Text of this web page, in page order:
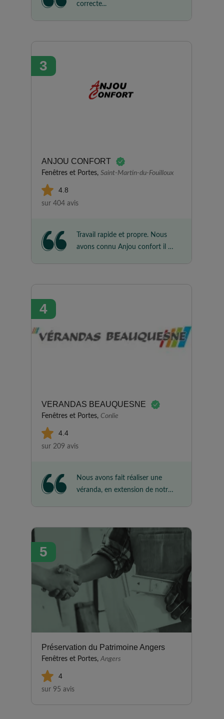
correcte...
3
ANJOU CONFORT
Fenêtres et Portes, Saint-Martin-du-Fouilloux
4.8
sur 404 avis
Travail rapide et propre. Nous
avons connu Anjou confort il y
4
VERANDAS BEAUQUESNE
Fenêtres et Portes, Conlie
4.4
sur 209 avis
Nous avons fait réaliser une
véranda, en extension de notre
Nous avons été très satisfaits
des prestations réalisées par
Vérandas BEAUQUESNE, tant
dans le conseil que dans la
réalisation. Nous avons apprécié
les échanges et explications
claires, la conception du projet,
le fait de pouvoir visiter
assemblage à Conlie. Nous
avons également apprécié le
respect des délais, le
5
Préservation du Patrimoine Angers
Fenêtres et Portes, Angers
4
sur 95 avis